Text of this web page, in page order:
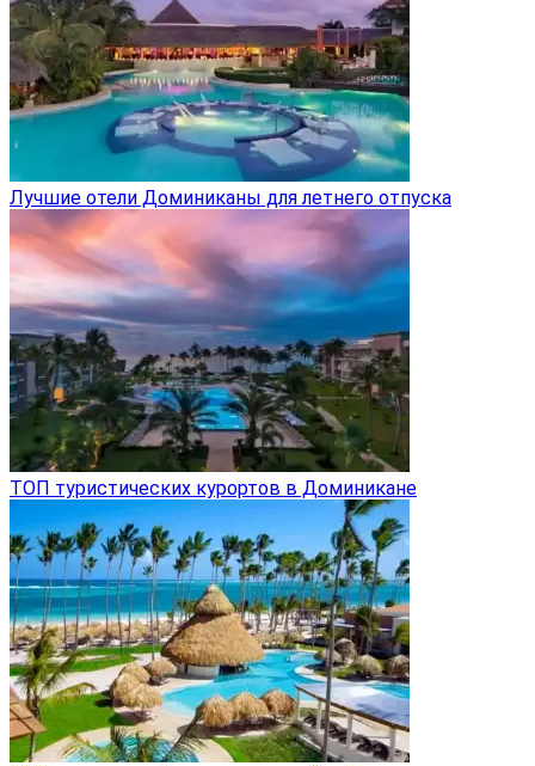
Лучшие отели Доминиканы для летнего отпуска
ТОП туристических курортов в Доминикане